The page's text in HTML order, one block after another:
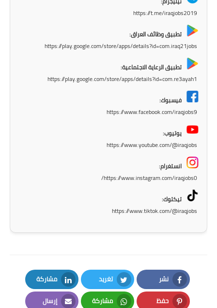
الجامعات
الطقس
https://t.me/iraqjobs2019
تطبيق وظائف العراق:
https://play.google.com/store/apps/details?id=com.iraq21jobs
تطبيق الرعاية الاجتماعية:
https://play.google.com/store/apps/details?id=com.re3ayah1
فيسبوك:
https://www.facebook.com/iraqjobs9
يوتيوب:
https://www.youtube.com/@iraqjobs
انستغرام:
https://www.instagram.com/iraqjobs0/
تيكتوك:
https://www.tiktok.com/@iraqjobs
نشر
Facebook
تغريد
Twitter
مشاركة
LinkedIn
حفظ مشاركة إرسال